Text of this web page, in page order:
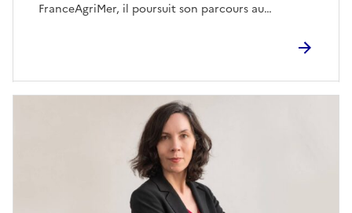
FranceAgriMer, il poursuit son parcours au